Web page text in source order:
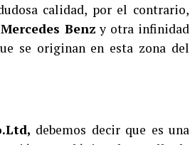
calidad, por el contrario,
Benz y otra infinidad
se originan en esta zona del
debemos decir que es una